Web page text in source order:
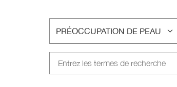
PRÉOCCUPATION DE PEAU
FRANÇAIS